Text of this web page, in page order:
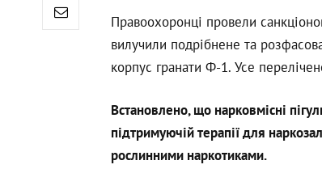
Правоохоронці провели
вилучили подрібнене та
корпус гранати Ф-1. Усе
Встановлено, що нарковмісні
підтримуючій терапії для
рослинними наркотиками.